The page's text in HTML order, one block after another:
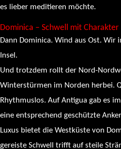
es lieber meditieren möchte.
Dominica – Schwell mit Charakter
Dann Dominica. Wind aus Ost. Wir
Insel.
Und trotzdem rollt der Nord-
Winterstürmen im Norden herbei.
Rhythmuslos. Auf Antigua gab es
eine entsprechend geschützte
Luxus bietet die Westküste von
gereiste Schwell trifft auf steile